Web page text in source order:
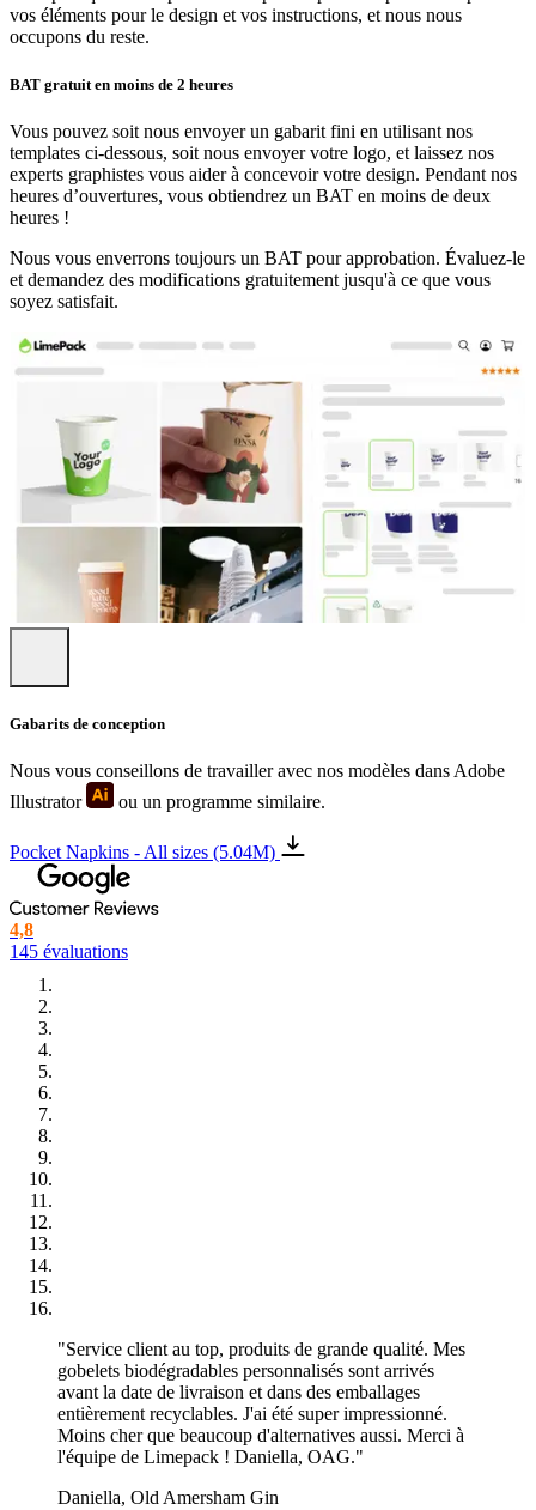
vos éléments pour le design et vos instructions, et nous nous
occupons du reste.
BAT gratuit en moins de 2 heures
Vous pouvez soit nous envoyer un gabarit fini en utilisant nos
templates ci-dessous, soit nous envoyer votre logo, et laissez nos
experts graphistes vous aider à concevoir votre design. Pendant nos
heures d’ouvertures, vous obtiendrez un BAT en moins de deux
heures !
Nous vous enverrons toujours un BAT pour approbation. Évaluez-le
et demandez des modifications gratuitement jusqu'à ce que vous
soyez satisfait.
Gabarits de conception
Nous vous conseillons de travailler avec nos modèles dans Adobe
Illustrator
ou un programme similaire.
Pocket Napkins - All sizes (5.04M)
4,8
145 évaluations
"Service client au top, produits de grande qualité. Mes
gobelets biodégradables personnalisés sont arrivés
avant la date de livraison et dans des emballages
entièrement recyclables. J'ai été super impressionné.
Moins cher que beaucoup d'alternatives aussi. Merci à
l'équipe de Limepack ! Daniella, OAG."
Daniella, Old Amersham Gin